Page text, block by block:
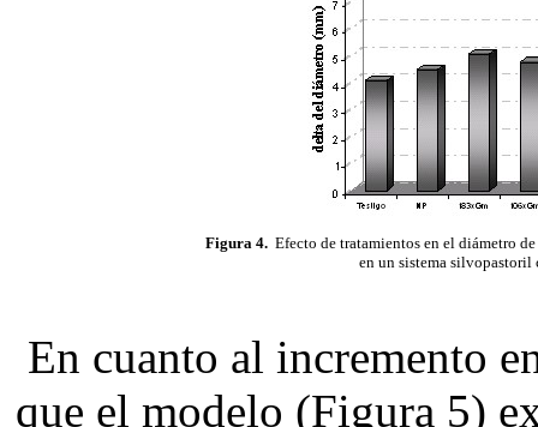
Figura 4. Efecto de tratamientos en el diámetro
en un sistema
En cuanto al incremento
que el modelo (Figura 5)